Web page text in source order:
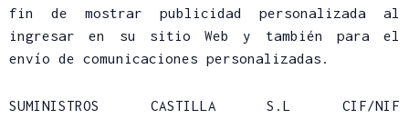
fin de mostrar publicidad personalizada al
ingresar en su sitio Web y también para el
envío de comunicaciones personalizadas.
SUMINISTROS CASTILLA S.L CIF/NIF